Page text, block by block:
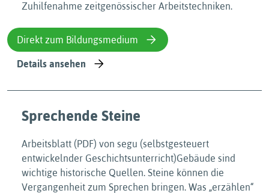
Zuhilfenahme zeitgenössischer Arbeitstechniken.
Direkt zum Bildungsmedium
Details ansehen
Sprechende Steine
Arbeitsblatt (PDF) von segu (selbstgesteuert
entwickelnder Geschichtsunterricht)Gebäude sind
wichtige historische Quellen. Steine können die
Vergangenheit zum Sprechen bringen. Was „erzählen“